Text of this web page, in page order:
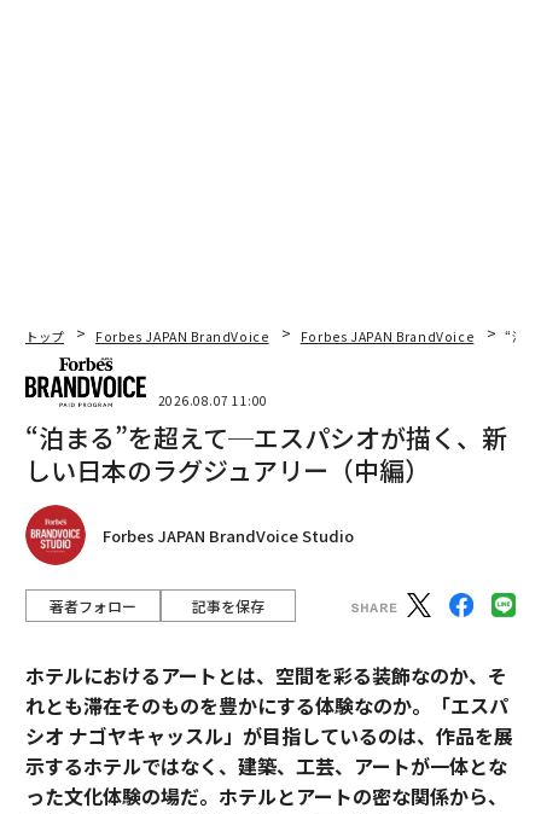
になる。
成功する企業は、問題を解決するためではなく、機会を
取りにいくために資本を調達する。すでに提供できると
証明した市場へ拡大するため、需要の存在をすでに示し
た領域で供給能力を高めるため、あるいはすでに自然発
生的に起きている成長を加速するために資金を使う。
最後に。オペレーション規律を築くことは、資金調達よ
りも難しく、華やかさにも欠ける。資金調達は進捗のよ
くれる。オペレーションの仕事は地味で骨が折れる。デ
ータ分析、プロセスの文書化、仕組みの最適化、結果の
測定。だからこそ多くの創業者は避けるのだ。しかし、
困難なオペレーションの仕事こそが永続的な価値を生
む。資金は、すでに存在する価値を増幅するにすぎな
トップ Forbes JAPAN BrandVoice Forbes JAPAN BrandVoice “泊
2026.08.07 11:00
“泊まる”を超えて─エスパシオが描く、新
しい日本のラグジュアリー（中編）
Forbes JAPAN BrandVoice Studio
著者フォロー 記事を保存
ホテルにおけるアートとは、空間を彩る装飾なのか、そ
れとも滞在そのものを豊かにする体験なのか。「エスパ
シオ ナゴヤキャッスル」が目指しているのは、作品を展
示するホテルではなく、建築、工芸、アートが一体とな
った文化体験の場だ。ホテルとアートの密な関係から、